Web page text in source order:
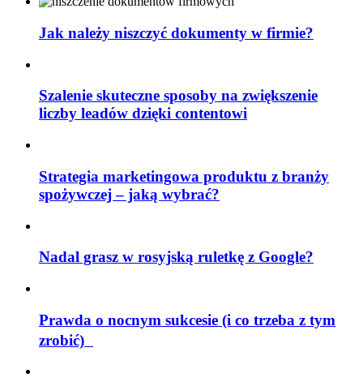
Jak należy niszczyć dokumenty w firmie?
Szalenie skuteczne sposoby na zwiększenie
liczby leadów dzięki contentowi
Strategia marketingowa produktu z branży
spożywczej – jaką wybrać?
Nadal grasz w rosyjską ruletkę z Google?
Prawda o nocnym sukcesie (i co trzeba z tym
zrobić)